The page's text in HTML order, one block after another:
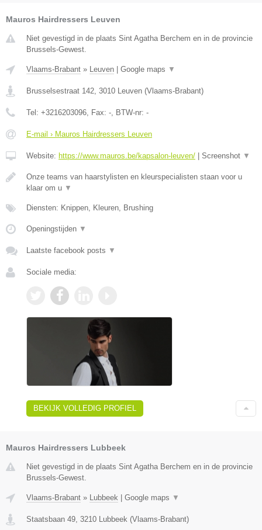
Mauros Hairdressers Leuven
Niet gevestigd in de plaats Sint Agatha Berchem en in de provincie
Brussels-Gewest.
Vlaams-Brabant » Leuven Google maps ▼
Brusselsestraat 142 3010 Leuven (Vlaams-Brabant)
Tel: +3216203096 , Fax: - , BTW-nr: -
E-mail › Mauros Hairdressers Leuven
Website: https://www.mauros.be/kapsalon-leuven/ Screenshot ▼
Onze teams van haarstylisten en kleurspecialisten staan voor u
klaar om u ▼
Diensten: Knippen, Kleuren, Brushing
Openingstijden ▼
Laatste facebook posts ▼
Sociale media:
BEKIJK VOLLEDIG PROFIEL
Mauros Hairdressers Lubbeek
Niet gevestigd in de plaats Sint Agatha Berchem en in de provincie
Brussels-Gewest.
Vlaams-Brabant » Lubbeek Google maps ▼
Staatsbaan 49 3210 Lubbeek (Vlaams-Brabant)